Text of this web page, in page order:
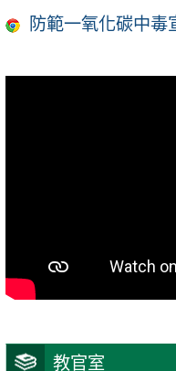
教官室
防範一氧化碳中毒